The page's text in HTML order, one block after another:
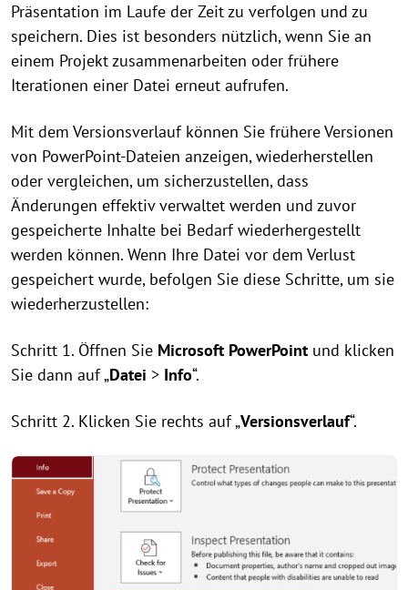
Präsentation im Laufe der Zeit zu verfolgen und zu
speichern. Dies ist besonders nützlich, wenn Sie an
einem Projekt zusammenarbeiten oder frühere
Iterationen einer Datei erneut aufrufen.
Mit dem Versionsverlauf können Sie frühere Versionen
von PowerPoint-Dateien anzeigen, wiederherstellen
oder vergleichen, um sicherzustellen, dass
Änderungen effektiv verwaltet werden und zuvor
gespeicherte Inhalte bei Bedarf wiederhergestellt
werden können. Wenn Ihre Datei vor dem Verlust
gespeichert wurde, befolgen Sie diese Schritte, um sie
wiederherzustellen:
Schritt 1. Öffnen Sie Microsoft PowerPoint und klicken
Sie dann auf „Datei > Info“.
Schritt 2. Klicken Sie rechts auf „Versionsverlauf“.